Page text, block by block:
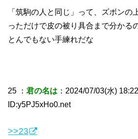
「筑駒の人と同じ」って、ズボンの
っただけで皮の被り具合まで分かる
とんでもない手練れだな
25 ：君の名は ：2024/07/03(水)
ID:y5PJ5xHo0.net
>>23